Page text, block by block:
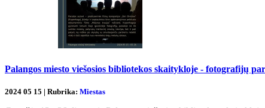
Palangos miesto viešosios bibliotekos skaitykloje - fotografijų
2024 05 15 | Rubrika: Miestas